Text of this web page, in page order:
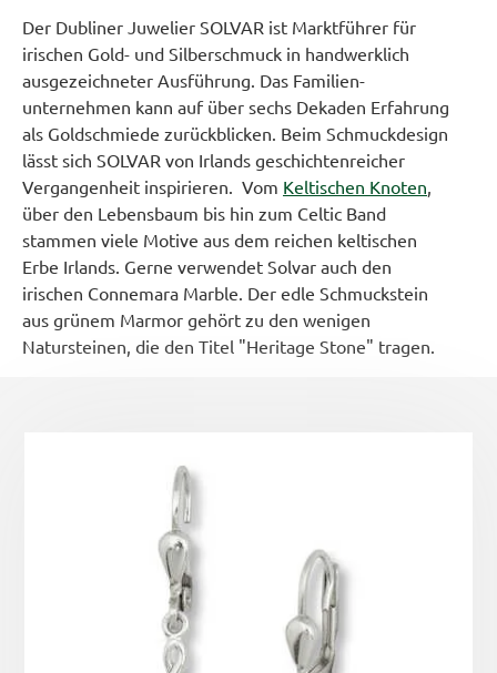
Der Dubliner Juwelier SOLVAR ist Marktführer für
irischen Gold- und Silberschmuck in handwerklich
ausge­zeichneter Ausführung. Das Familien­
unternehmen kann auf über sechs Dekaden Erfahrung
als Goldschmiede zurückblicken. Beim Schmuckdesign
lässt sich SOLVAR von Irlands geschich­tenreicher
Vergangenheit inspirieren. Vom Keltischen Knoten,
über den Lebensbaum bis hin zum Celtic Band
stammen viele Motive aus dem reichen keltischen
Erbe Irlands. Gerne verwendet Solvar auch den
irischen Connemara Marble. Der edle Schmuckstein
aus grünem Marmor gehört zu den wenigen
Natursteinen, die den Titel "Heritage Stone" tragen.